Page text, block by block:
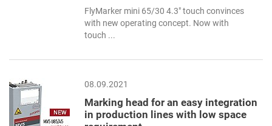
FlyMarker mini 65/30 4.3" touch convinces
with new operating concept. Now with
touch ...
08.09.2021
Marking head for an easy integration
in production lines with low space